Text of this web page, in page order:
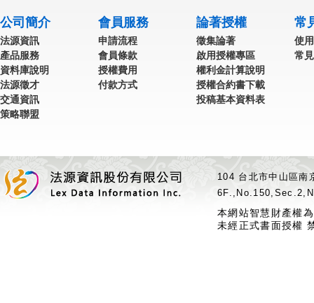
公司簡介
法源資訊
產品服務
資料庫說明
法源徵才
交通資訊
策略聯盟
會員服務
申請流程
會員條款
授權費用
付款方式
論著授權
徵集論著
啟用授權專區
權利金計算說明
授權合約書下載
投稿基本資料表
常
使
常
104 台北市中山區
本網站智慧財產權
未經正式書面授權